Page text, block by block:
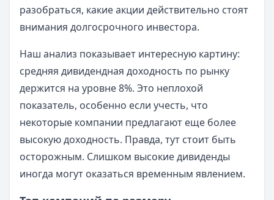
разобраться, какие акции действительно стоят
внимания долгосрочного инвестора.
Наш анализ показывает интересную картину:
средняя дивидендная доходность по рынку
держится на уровне 8%. Это неплохой
показатель, особенно если учесть, что
некоторые компании предлагают еще более
высокую доходность. Правда, тут стоит быть
осторожным. Слишком высокие дивиденды
иногда могут оказаться временным явлением.